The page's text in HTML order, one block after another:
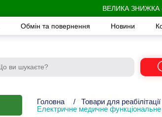
ВЕЛИКА ЗНИЖКА
Обмін та повернення Новини
Головна / Товари для реабілітації
Електричне медичне